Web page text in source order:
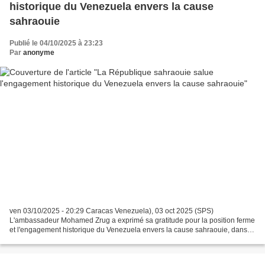
historique du Venezuela envers la cause
sahraouie
Publié le 04/10/2025 à 23:23
Par anonyme
ven 03/10/2025 - 20:29 Caracas Venezuela), 03 oct 2025 (SPS)
L'ambassadeur Mohamed Zrug a exprimé sa gratitude pour la position ferme
et l'engagement historique du Venezuela envers la cause sahraouie, dans